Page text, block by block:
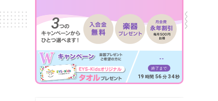
--
終了まで
19 時間 56 分 33 秒